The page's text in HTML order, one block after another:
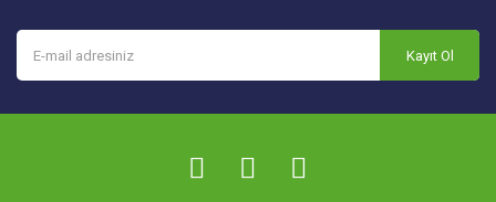
Kayıt Ol